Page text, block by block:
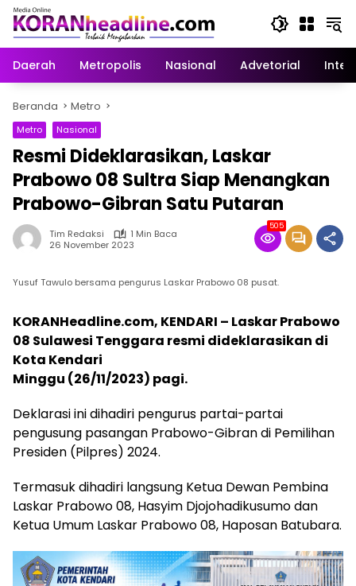
Langsung
konten
Daerah
Metropolis Nasional Advetorial
Beranda Metro
Metro Nasional
Resmi Dideklarasikan, Laskar
Prabowo 08 Sultra Siap Menangkan
Prabowo-Gibran Satu Putaran
Tim Redaksi
1 Min Baca
26 November 2023
505
Yusuf Tawulo bersama pengurus Laskar Prabowo 08 pusat.
KORANHeadline.com, KENDARI – Laskar Prabowo
08 Sulawesi Tenggara resmi dideklarasikan di
Kota Kendari
Minggu (26/11/2023) pagi.
Deklarasi ini dihadiri pengurus partai-partai
pengusung pasangan Prabowo-Gibran di Pemilihan
Presiden (Pilpres) 2024.
Termasuk dihadiri langsung Ketua Dewan Pembina
Laskar Prabowo 08, Hasyim Djojohadikusumo dan
Ketua Umum Laskar Prabowo 08, Haposan Batubara.